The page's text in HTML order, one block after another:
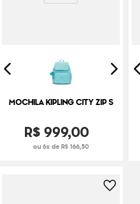
MOCHILA KIPLING CITY ZIP S
R$999,00
ou 6x de R$ 166,50